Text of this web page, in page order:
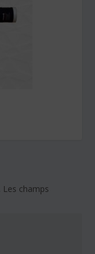
Les champs